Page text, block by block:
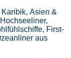
Karibik, Asien &
First-
aus